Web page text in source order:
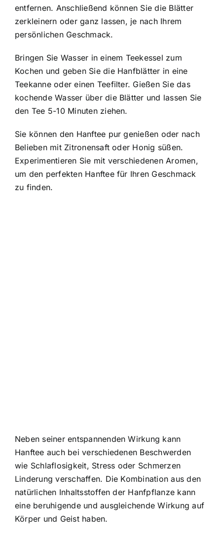
entfernen. Anschließend können Sie die Blätter
zerkleinern oder ganz lassen, je nach Ihrem
persönlichen Geschmack.
Bringen Sie Wasser in einem Teekessel zum
Kochen und geben Sie die Hanfblätter in eine
Teekanne oder einen Teefilter. Gießen Sie das
kochende Wasser über die Blätter und lassen Sie
den Tee 5-10 Minuten ziehen.
Sie können den Hanftee pur genießen oder nach
Belieben mit Zitronensaft oder Honig süßen.
Experimentieren Sie mit verschiedenen Aromen,
um den perfekten Hanftee für Ihren Geschmack
zu finden.
Neben seiner entspannenden Wirkung kann
Hanftee auch bei verschiedenen Beschwerden
wie Schlaflosigkeit, Stress oder Schmerzen
Linderung verschaffen. Die Kombination aus den
natürlichen Inhaltsstoffen der Hanfpflanze kann
eine beruhigende und ausgleichende Wirkung auf
Körper und Geist haben.